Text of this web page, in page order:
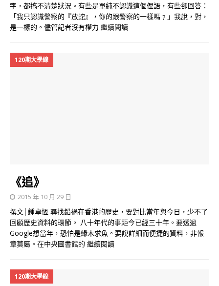
字，都搞不清楚狀況。有些是單純不認識這個俚語，有些卻回答：
「我只認識警察的『放蛇』，你的跟警察的一樣嗎﹖」我說，對，
是一樣的。儘管記者沒有權力 繼續閱讀
120期大學線
《追》
2015 年 10 月 29 日
撰文│鍾卓恆 尋找鉛禍在香港的歷史，要對比當年與今日，少不了
回顧歷史資料的環節。 八十年代的事距今已經三十年。要透過
Google想當年，恐怕是緣木求魚。要說詳細而便捷的資料，非報
章莫屬。在中央圖書館的 繼續閱讀
120期大學線